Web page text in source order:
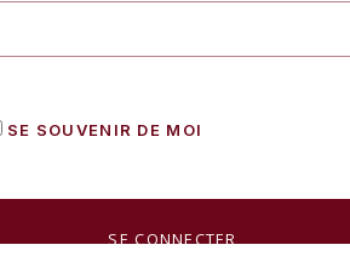
SE SOUVENIR DE MOI